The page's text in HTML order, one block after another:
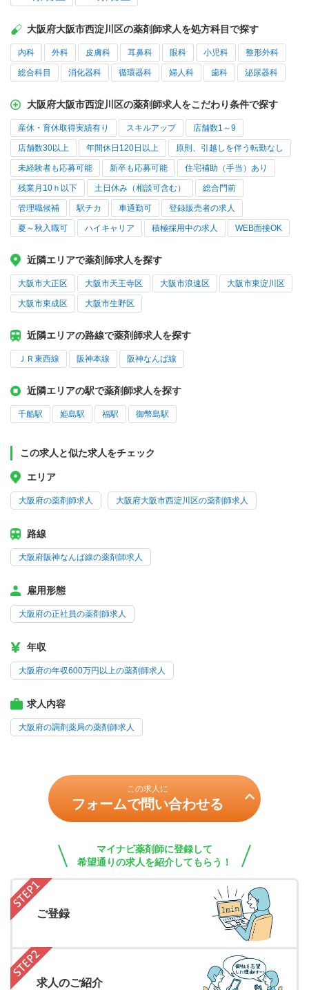
大阪府大阪市西淀川区の薬剤師求人を処方科目で探す
内科 外科 皮膚科 耳鼻科 眼科 小児科 整形外科
総合科目 消化器科 循環器科 婦人科 歯科 泌尿器科
大阪府大阪市西淀川区の薬剤師求人をこだわり条件で探す
産休・育休取得実績有り スキルアップ 店舗数1～9
店舗数30以上 年間休日120日以上 原則、引越しを伴う転勤なし
未経験者も応募可能 新卒も応募可能 住宅補助（手当）あり
残業月10ｈ以下 土日休み（相談可含む） 総合門前
管理職候補 駅チカ 車通勤可 登録販売者の求人
夏～秋入職可 ハイキャリア 積極採用中の求人 WEB面接OK
近隣エリアで薬剤師求人を探す
大阪市大正区 大阪市天王寺区 大阪市浪速区 大阪市東淀川区
大阪市東成区 大阪市生野区
近隣エリアの路線で薬剤師求人を探す
ＪＲ東西線 阪神本線 阪神なんば線
近隣エリアの駅で薬剤師求人を探す
千船駅 姫島駅 福駅 御幣島駅
この求人と似た求人をチェック
エリア
大阪府の薬剤師求人 大阪府大阪市西淀川区の薬剤師求人
路線
大阪府阪神なんば線の薬剤師求人
雇用形態
大阪府の正社員の薬剤師求人
年収
大阪府の年収600万円以上の薬剤師求人
求人内容
大阪府の調剤薬局の薬剤師求人
この求人に
フォームで問い合わせる
マイナビ薬剤師に登録して
希望通りの求人を紹介してもらう！
ご登録
求人のご紹介